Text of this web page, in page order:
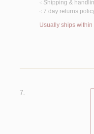
< Shipping &
< 7 day returns
Usually ships within
7.